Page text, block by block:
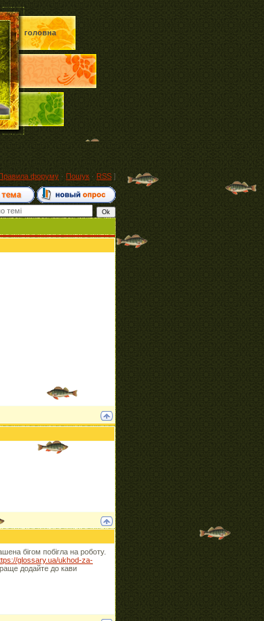
головна
форуму · Пошук · RSS ]
бігом побігла на роботу.
glossary.ua/ukhod-za-
додайте до кави